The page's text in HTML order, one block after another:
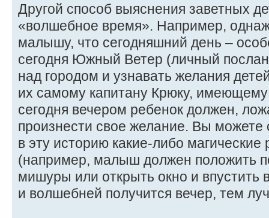
Другой способ выяснения заветных
«волшебное время». Например,
малышу, что сегодняшний день –
сегодня Южный Ветер (личный
над городом и узнавать желания
их самому капитану Крюку,
сегодня вечером ребенок должен,
произнести свое желание. Вы можете
в эту историю какие-либо
(например, малыш должен положить
мишуры или открыть окно и впустить
и волшебней получится вечер, тем